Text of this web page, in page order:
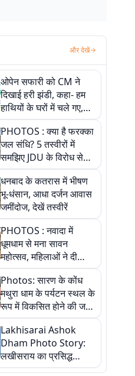
और देखें
ओपेन सफारी को CM ने
दिखाई हरी झंडी, कहा- हम
हाथियों के घरों में चले गए,
देखें तस्वीरें
PHOTOS : क्या है फरक्का
जल संधि? 5 तस्वीरों में
समझिए JDU के विरोध से
लेकर बिहार पर असर तक
पूरी कहानी
धनबाद के कतरास में भीषण
भू-धंसान, आधा दर्जन आवास
जमींदोज, देखें तस्वीरें
PHOTOS : नवादा में
धूमधाम से मना सावन
महोत्सव, महिलाओं ने दी
सांस्कृतिक प्रस्तुतियां
Photos: सारण के कोंध
मथुरा धाम के पर्यटन स्थल के
रूप में विकसित होने की जगी
आस, 9 तस्वीरों में देखें पूरी
कहानी
Lakhisarai Ashok
Dham Photo Story:
लखीसराय का प्रसिद्ध
अशोक धाम—आस्था,